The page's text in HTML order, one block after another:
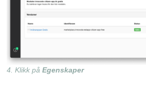
4. Klikk på Egenskaper